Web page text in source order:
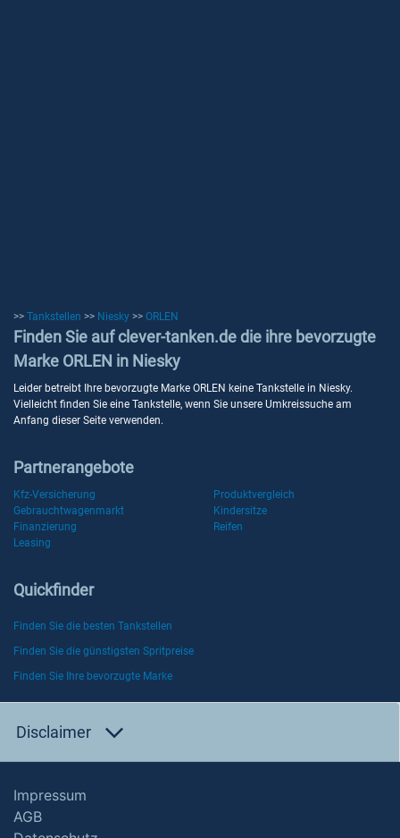
>> Tankstellen >> Niesky >> ORLEN
Finden Sie auf clever-tanken.de die ihre bevorzugte
Marke ORLEN in Niesky
Leider betreibt Ihre bevorzugte Marke ORLEN keine Tankstelle in Niesky.
Vielleicht finden Sie eine Tankstelle, wenn Sie unsere Umkreissuche am
Anfang dieser Seite verwenden.
Partnerangebote
Kfz-Versicherung
Produktvergleich
Gebrauchtwagenmarkt
Kindersitze
Finanzierung
Reifen
Leasing
Quickfinder
Finden Sie die besten Tankstellen
Finden Sie die günstigsten Spritpreise
Finden Sie Ihre bevorzugte Marke
Disclaimer
Impressum
AGB